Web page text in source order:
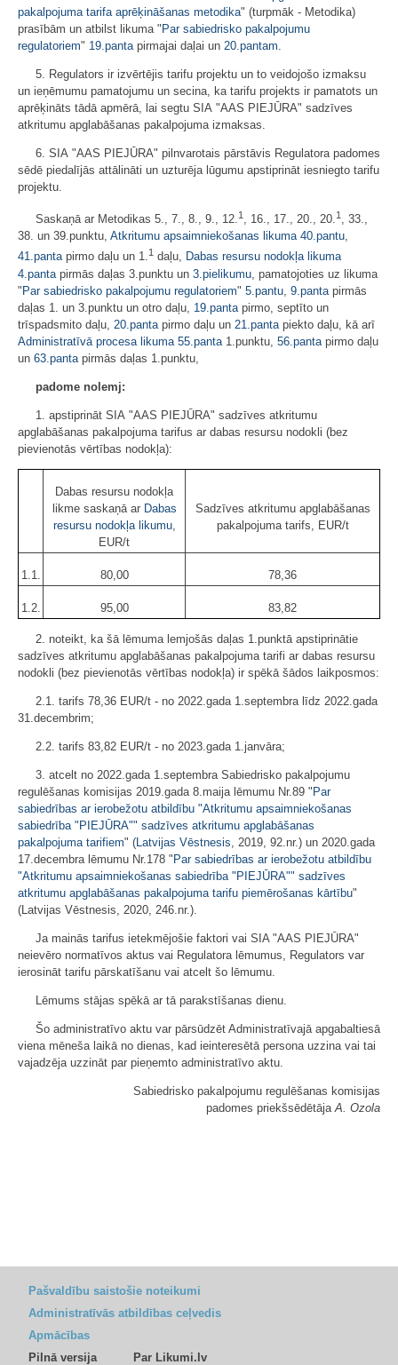
pakalpojuma tarifa aprēķināšanas metodika" (turpmāk - Metodika)
prasībām un atbilst likuma " Par sabiedrisko pakalpojumu
regulatoriem" 19.pantapirmajai daļai un 20.pantam.
5. Regulators ir izvērtējis tarifu projektu un to veidojošo izmaksu
un ieņēmumu pamatojumu un secina, ka tarifu projekts ir pamatots un
aprēķināts tādā apmērā, lai segtu SIA "AAS PIEJŪRA" sadzīves
atkritumu apglabāšanas pakalpojuma izmaksas.
6. SIA "AAS PIEJŪRA" pilnvarotais pārstāvis Regulatora padomes
sēdē piedalījās attālināti un uzturēja lūgumu apstiprināt iesniegto tarifu
projektu.
Saskaņā ar Metodikas 5., 7., 8., 9., 12.1 , 16., 17., 20., 20.1 , 33.,
38. un 39.punktu, Atkritumu apsaimniekošanas likuma 40.pantu,
41.pantapirmo daļu un 1.1 daļu, Dabas resursu nodokļa likuma
4.panta pirmās daļas 3.punktu un 3.pielikumu , pamatojoties uz likuma
"Par sabiedrisko pakalpojumu regulatoriem" 5.pantu 9.panta pirmās
daļas 1. un 3.punktu un otro daļu, 19.panta pirmo, septīto un
trīspadsmito daļu, 20.panta pirmo daļu un 21.panta piekto daļu, kā arī
Administratīvā procesa likuma 55.panta 1.punktu, 56.panta pirmo daļu
un 63.panta pirmās daļas 1.punktu,
padome nolemj:
1. apstiprināt SIA "AAS PIEJŪRA" sadzīves atkritumu
apglabāšanas pakalpojuma tarifus ar dabas resursu nodokli (bez
pievienotās vērtības nodokļa):
Dabas resursu nodokļa
likme saskaņā ar Dabas
resursu nodokļa likumu,
EUR/t
Sadzīves atkritumu apglabāšanas
pakalpojuma tarifs, EUR/t
1.1. 80,00 78,36
1.2. 95,00 83,82
2. noteikt, ka šā lēmuma lemjošās daļas 1.punktā apstiprinātie
sadzīves atkritumu apglabāšanas pakalpojuma tarifi ar dabas resursu
nodokli (bez pievienotās vērtības nodokļa) ir spēkā šādos laikposmos:
2.1. tarifs 78,36 EUR/t - no 2022.gada 1.septembra līdz 2022.gada
31.decembrim;
2.2. tarifs 83,82 EUR/t - no 2023.gada 1.janvāra;
3. atcelt no 2022.gada 1.septembra Sabiedrisko pakalpojumu
regulēšanas komisijas 2019.gada 8.maija lēmumu Nr.89 "Par
sabiedrības ar ierobežotu atbildību "Atkritumu apsaimniekošanas
sabiedrība "PIEJŪRA"" sadzīves atkritumu apglabāšanas
pakalpojuma tarifiem" (Latvijas Vēstnesis , 2019, 92.nr.) un 2020.gada
17.decembra lēmumu Nr.178 "Par sabiedrības ar ierobežotu atbildību
"Atkritumu apsaimniekošanas sabiedrība "PIEJŪRA"" sadzīves
atkritumu apglabāšanas pakalpojuma tarifu piemērošanas kārtību"
(Latvijas Vēstnesis, 2020, 246.nr.).
Ja mainās tarifus ietekmējošie faktori vai SIA "AAS PIEJŪRA"
neievēro normatīvos aktus vai Regulatora lēmumus, Regulators var
ierosināt tarifu pārskatīšanu vai atcelt šo lēmumu.
Lēmums stājas spēkā ar tā parakstīšanas dienu.
Šo administratīvo aktu var pārsūdzēt Administratīvajā apgabaltiesā
viena mēneša laikā no dienas, kad ieinteresētā persona uzzina vai tai
vajadzēja uzzināt par pieņemto administratīvo aktu.
Sabiedrisko pakalpojumu regulēšanas komisijas
padomes priekšsēdētāja A. Ozola
Pašvaldību saistošie noteikumi
Administratīvās atbildības ceļvedis
Apmācības
Pilnā versija
Par Likumi.lv